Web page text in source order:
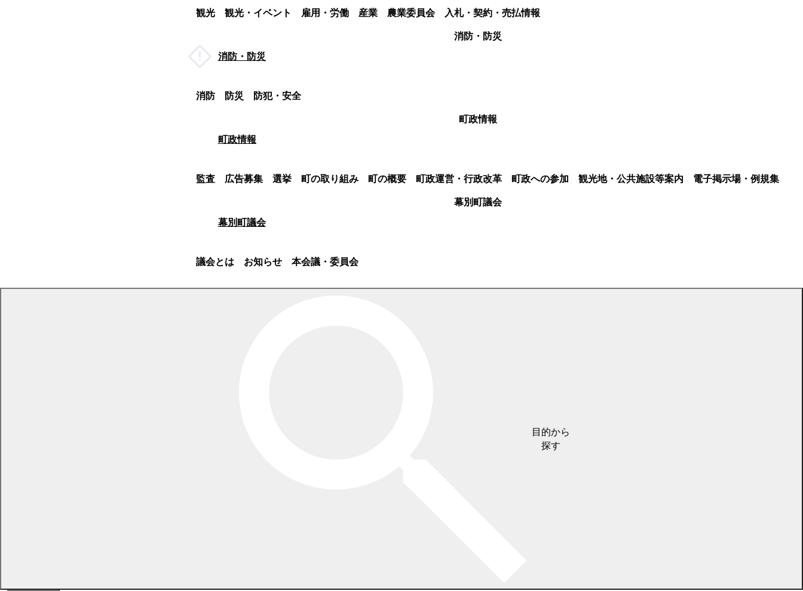
観光 観光・イベント 雇用・労働 産業 農業委員会
入札・契約・売払情報
消防・防災
消防・防災
消防 防災
防犯・安全
町政情報
町政情報
監査 広告募集 選挙 町の取り組み 町の概要 町政運営・行政改革 町政への参加 観光地・公共施設等案内
電子掲示場・例規集
幕別町議会
幕別町議会
議会とは お知らせ 本会議・委員会
目的から
探す